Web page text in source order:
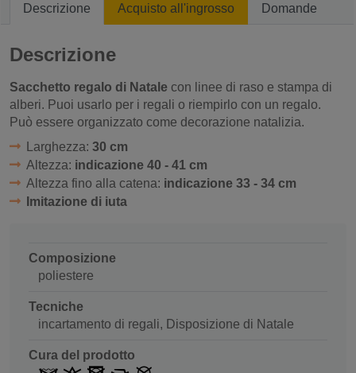
Descrizione Acquisto all'ingrosso Domande
Descrizione
Sacchetto regalo di Natale con linee di raso e stampa di
alberi. Puoi usarlo per i regali o riempirlo con un regalo.
Può essere organizzato come decorazione natalizia.
Larghezza: 30 cm
Altezza: indicazione 40 - 41 cm
Altezza fino alla catena: indicazione 33 - 34 cm
Imitazione di iuta
Composizione
poliestere
Tecniche
incartamento di regali, Disposizione di Natale
Cura del prodotto